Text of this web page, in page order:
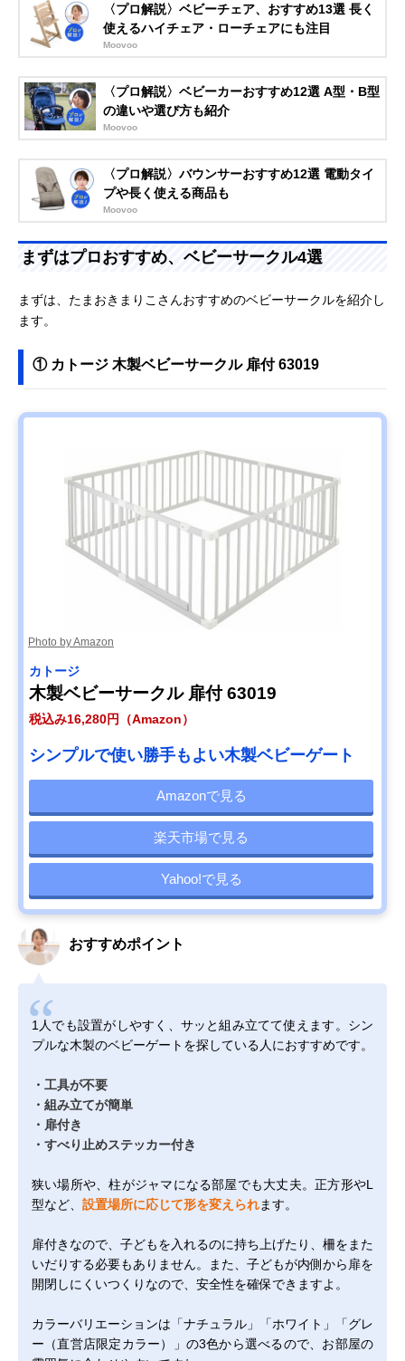
〈プロ解説〉ベビーチェア、おすすめ13選 長く
使えるハイチェア・ローチェアにも注目
Moovoo
〈プロ解説〉ベビーカーおすすめ12選 A型・B型
の違いや選び方も紹介
Moovoo
〈プロ解説〉バウンサーおすすめ12選 電動タイ
プや長く使える商品も
Moovoo
まずはプロおすすめ、ベビーサークル4選
まずは、たまおきまりこさんおすすめのベビーサークルを紹介し
ます。
① カトージ 木製ベビーサークル 扉付 63019
Photo by Amazon
カトージ
木製ベビーサークル 扉付 63019
税込み16,280円（Amazon）
シンプルで使い勝手もよい木製ベビーゲート
Amazonで見る
楽天市場で見る
Yahoo!で見る
おすすめポイント
1人でも設置がしやすく、サッと組み立てて使えます。シン
プルな木製のベビーゲートを探している人におすすめです。
・工具が不要
・組み立てが簡単
・扉付き
・すべり止めステッカー付き
狭い場所や、柱がジャマになる部屋でも大丈夫。正方形やL
型など、 設置場所に応じて形を変えられます。
扉付きなので、子どもを入れるのに持ち上げたり、柵をまた
いだりする必要もありません。また、子どもが内側から扉を
開閉しにくいつくりなので、安全性を確保できますよ。
カラーバリエーションは「ナチュラル」「ホワイト」「グレ
ー（直営店限定カラー）」の3色から選べるので、お部屋の